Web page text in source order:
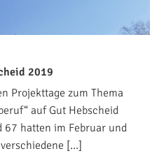
2019
Projekttage zum Thema
auf Gut Hebscheid
67 hatten im Februar und
[…]